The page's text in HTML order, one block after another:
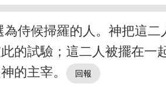
侍候掃羅的人。神把這
的試驗；這二人被擺在
的主宰。